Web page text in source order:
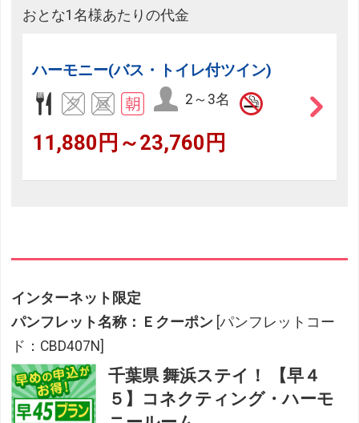
おとな1名様あたりの代金
ハーモニー(バス・トイレ付ツイン)
2～3名
11,880円～23,760円
インターネット限定
パンフレット名称：Ｅクーポン [パンフレットコー
ド：CBD407N]
千葉県 舞浜ステイ！ 【早４
５】コネクティング・ハーモ